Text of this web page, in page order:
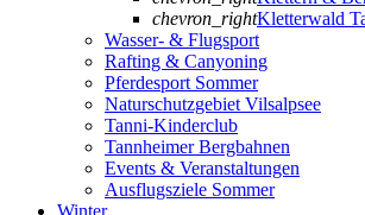
chevron_rightKletterwald
Wasser- & Flugsport
Rafting & Canyoning
Pferdesport Sommer
Naturschutzgebiet Vilsalpsee
Tanni-Kinderclub
Tannheimer Bergbahnen
Events & Veranstaltungen
Ausflugsziele Sommer
Winter